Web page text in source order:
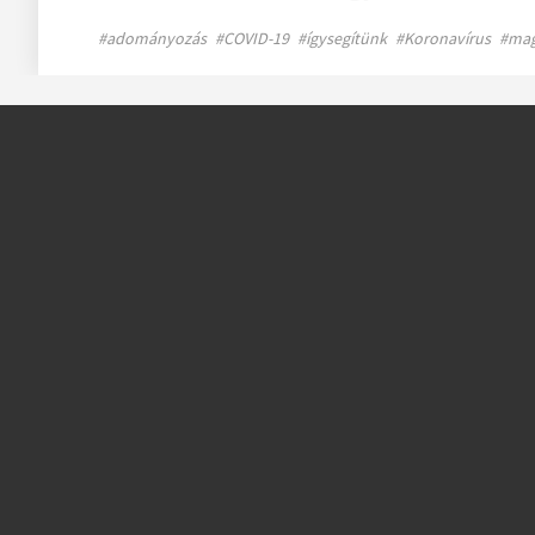
#adományozás #COVID-19 #ígysegítünk #Koronavírus